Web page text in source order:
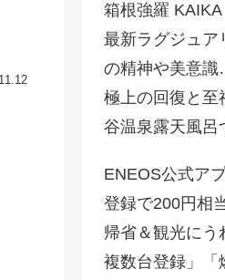
箱根強羅
最新ラグジュ
の精神や美意
極上の回復と
谷温泉露天風呂
ENEOS公式ア
登録で200円相
帰省＆観光にう
複数台登録」